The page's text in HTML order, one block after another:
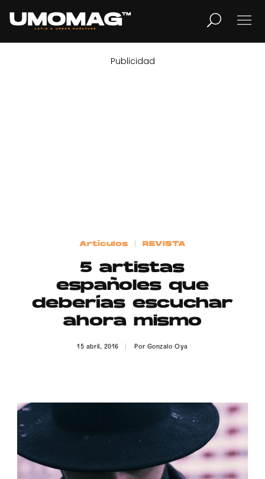
LIFESTYLE
Publicidad
Contacto
Aviso Legal
Publicidad
Artículos REVISTA
5 artistas
españoles que
deberías escuchar
ahora mismo
15 abril, 2016 Por Gonzalo Oya